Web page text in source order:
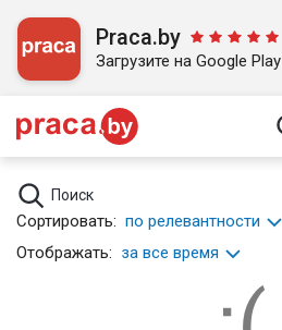
Praca.by
Загрузите на Google Play
Поиск
Сортировать: по релевантности
Отображать: за все время